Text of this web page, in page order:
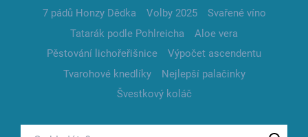
7 pádů Honzy Dědka
Volby 2025
Svařené víno
Tatarák podle Pohlreicha
Aloe vera
Pěstování lichořeřišnice
Výpočet ascendentu
Tvarohové knedlíky
Nejlepší palačinky
Švestkový koláč